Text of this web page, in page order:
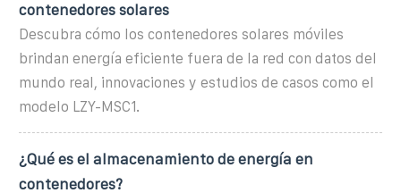
contenedores solares
Descubra cómo los contenedores solares móviles
brindan energía eficiente fuera de la red con datos del
mundo real, innovaciones y estudios de casos como el
modelo LZY-MSC1.
¿Qué es el almacenamiento de energía en
contenedores?